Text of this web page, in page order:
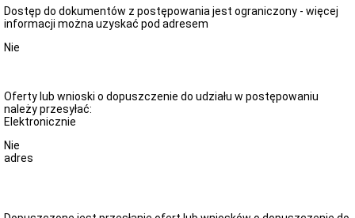
Dostęp do dokumentów z postępowania jest ograniczony - więcej
informacji można uzyskać pod adresem
Nie
Oferty lub wnioski o dopuszczenie do udziału w postępowaniu
należy przesyłać:
Elektronicznie
Nie
adres